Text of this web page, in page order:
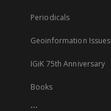
Periodicals
Geoinformation Issues
IGiK 75th Anniversary
Books
...